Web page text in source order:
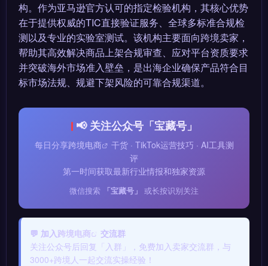
构。作为亚马逊官方认可的指定检验机构，其核心优势
在于提供权威的TIC直接验证服务、全球多标准合规检
测以及专业的实验室测试。该机构主要面向跨境卖家，
帮助其高效解决商品上架合规审查、应对平台资质要求
并突破海外市场准入壁垒，是出海企业确保产品符合目
标市场法规、规避下架风险的可靠合规渠道。
📢 关注公众号「宝藏号」
每日分享跨境电商
干货 · TikTok运营技巧 · AI工具测
评
第一时间获取最新行业情报和独家资源
微信搜索 「宝藏号」 或长按识别关注
💬 加入跨境电商
交流群
关注公众号后回复「入群」，免费加入卖家交流群，与
3000+跨境人一起交流实操经验！